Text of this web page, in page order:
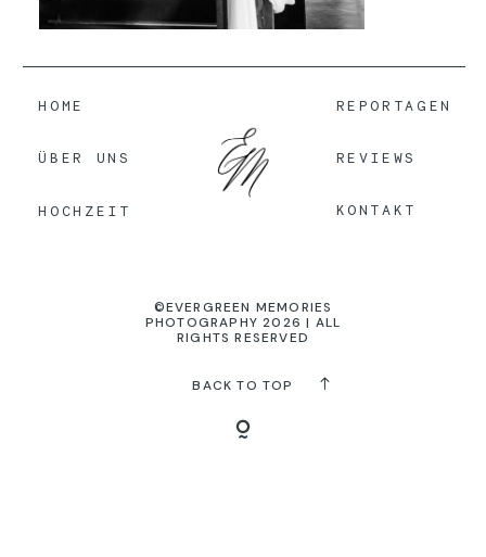
HOME
ÜBER UNS
HOCHZEIT
REPORTAGEN
REVIEWS
KONTAKT
©EVERGREEN MEMORIES
PHOTOGRAPHY 2026 | ALL
RIGHTS RESERVED
BACK TO TOP
KONTAKT